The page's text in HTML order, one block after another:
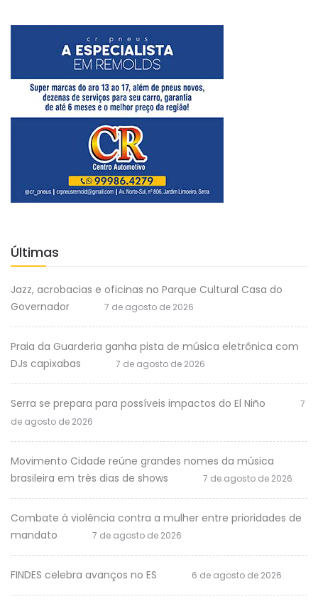
Últimas
Jazz, acrobacias e oficinas no Parque Cultural Casa do
Governador
7 de agosto de 2026
Praia da Guarderia ganha pista de música eletrônica com
DJs capixabas
7 de agosto de 2026
Serra se prepara para possíveis impactos do El Niño
7
de agosto de 2026
Movimento Cidade reúne grandes nomes da música
brasileira em três dias de shows
7 de agosto de 2026
Combate à violência contra a mulher entre prioridades de
mandato
7 de agosto de 2026
FINDES celebra avanços no ES 6 de agosto de 2026